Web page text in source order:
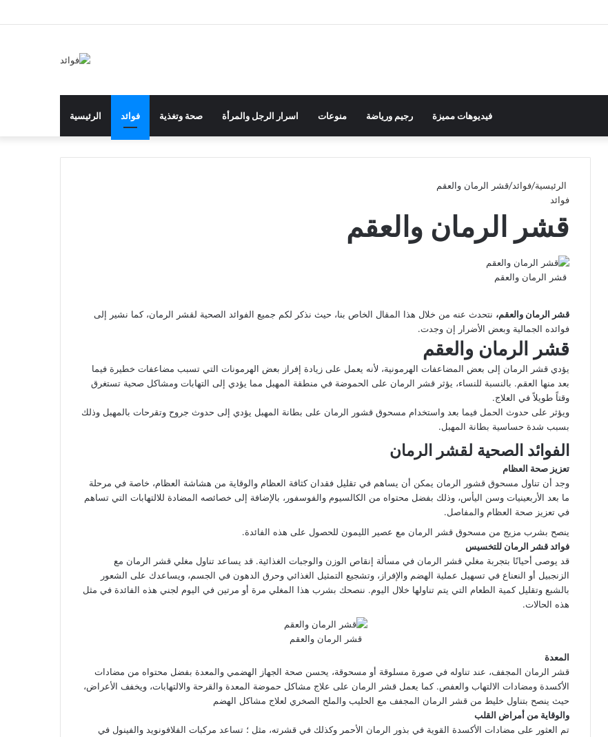
الرئيسية فوائد صحة وتغذية اسرار الرجل والمرأة منوعات رجيم ورياضة فيديوهات مميزة
الرئيسية/فوائد/قشر الرمان والعقم
فوائد
قشر الرمان والعقم
قشر الرمان والعقم
قشر الرمان والعقم، نتحدث عنه من خلال هذا المقال الخاص بنا، حيث نذكر لكم جميع الفوائد الصحية لقشر الرمان، كما نشير إلى
فوائده الجمالية وبعض الأضرار إن وجدت.
قشر الرمان والعقم
يؤدي قشر الرمان إلى بعض المضاعفات الهرمونية، لأنه يعمل على زيادة إفراز بعض الهرمونات التي تسبب مضاعفات خطيرة فيما
بعد منها العقم. بالنسبة للنساء، يؤثر قشر الرمان على الحموضة في منطقة المهبل مما يؤدي إلى التهابات ومشاكل صحية تستغرق
وقتاً طويلاً في العلاج.
ويؤثر على حدوث الحمل فيما بعد واستخدام مسحوق قشور الرمان على بطانة المهبل يؤدي إلى حدوث جروح وتقرحات بالمهبل وذلك
بسبب شدة حساسية بطانة المهبل.
الفوائد الصحية لقشر الرمان
تعزيز صحة العظام
وجد أن تناول مسحوق قشور الرمان يمكن أن يساهم في تقليل فقدان كثافة العظام والوقاية من هشاشة العظام، خاصة في مرحلة
ما بعد الأربعينيات وسن اليأس، وذلك بفضل محتواه من الكالسيوم والفوسفور، بالإضافة إلى خصائصه المضادة للالتهابات التي تساهم
في تعزيز صحة العظام والمفاصل.
ينصح بشرب مزيج من مسحوق قشر الرمان مع عصير الليمون للحصول على هذه الفائدة.
فوائد قشر الرمان للتخسيس
قد يوصى أحيانًا بتجربة مغلي قشر الرمان في مسألة إنقاص الوزن والوجبات الغذائية. قد يساعد تناول مغلي قشر الرمان مع
الزنجبيل أو النعناع في تسهيل عملية الهضم والإفراز، وتشجيع التمثيل الغذائي وحرق الدهون في الجسم، ويساعدك على الشعور
بالشبع وتقليل كمية الطعام التي يتم تناولها خلال اليوم. ننصحك بشرب هذا المغلي مرة أو مرتين في اليوم لجني هذه الفائدة في مثل
هذه الحالات.
قشر الرمان والعقم
المعدة
قشر الرمان المجفف، عند تناوله في صورة مسلوقة أو مسحوقة، يحسن صحة الجهاز الهضمي والمعدة بفضل محتواه من مضادات
الأكسدة ومضادات الالتهاب والعفص. كما يعمل قشر الرمان على علاج مشاكل حموضة المعدة والقرحة والالتهابات، ويخفف الأعراض،
حيث ينصح بتناول خليط من قشر الرمان المجفف مع الحليب والملح الصخري لعلاج مشاكل الهضم
والوقاية من أمراض القلب
تم العثور على مضادات الأكسدة القوية في بذور الرمان الأحمر وكذلك في قشرته، مثل ؛ تساعد مركبات الفلافونويد والفينول في